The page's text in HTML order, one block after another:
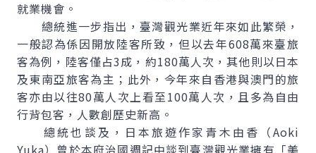
就業機會。
總統進一步指出，臺灣觀光業近年來如此繁榮，
一般認為係因開放陸客所致，但以去年608萬來臺旅
客為例，陸客僅占3成，約180萬人次，其他則以日本
及東南亞旅客為主；此外，今年來自香港與澳門的旅
客亦由以往80萬人次上看至100萬人次，且多為自由
行背包客，人數創歷史新高。
總統也談及，日本旅遊作家青木由香（Aoki
Yuka）曾於本府治國週記中談到臺灣觀光業擁有「美